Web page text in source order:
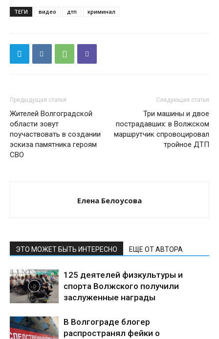
ТЕГИ видео дтп криминал
Предыдущая статья
Жителей Волгоградской
области зовут
поучаствовать в создании
эскиза памятника героям
СВО
Следующая статья
Три машины и двое
пострадавших: в Волжском
маршрутчик спровоцировал
тройное ДТП
Елена Белоусова
ЭТО МОЖЕТ БЫТЬ ИНТЕРЕСНО ЕЩЕ ОТ АВТОРА
125 деятелей физкультуры и
спорта Волжского получили
заслуженные награды
В Волгограде блогер
распространял фейки о